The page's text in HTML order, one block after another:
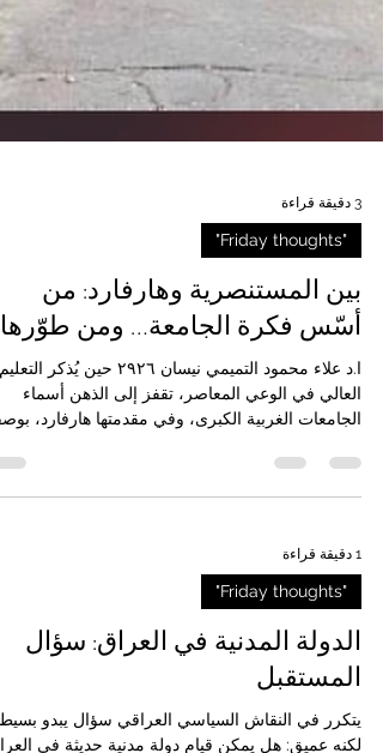
بين المستنصرية وهارفارد: من
أسّس فكرة الجامعة… ومن
الجامعات الغربية الكبرى، وفي مقدمتها هارفارد،
رمزًا للمعرفة الحديثة، والبحث العلمي، والنخبة
الأكاديمية. غير أن هذا التصور، على وجاهته في جانب
منه، يبقى ناقصًا إذا أغفل سؤالًا أكثر عمقًا: هل
الحديثة اختراع غربي خالص، أم أن جذورها الحضارية
أقدم وأوسع من ذلك؟ هنا تبرز المدرسة
بغداد، لا باعتبارها أثرًا معماريًا أو صفحة من التاريخ
العباسي فحسب، بل باعتباره